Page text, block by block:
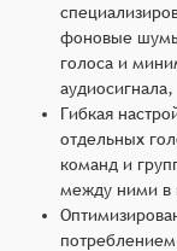
фоновые
голоса и
аудиосигнала,
Гибкая
отдельных
команд и
между ними в